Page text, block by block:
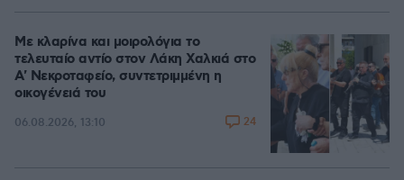
Με κλαρίνα και μοιρολόγια το
τελευταίο αντίο στον Λάκη Χαλκιά στο
A' Νεκροταφείο, συντετριμμένη η
οικογένειά του
06.08.2026, 13:10 24